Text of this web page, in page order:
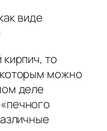
виде
то
можно
деле